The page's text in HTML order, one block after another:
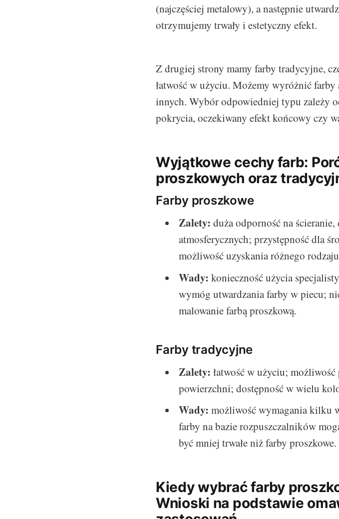
(najczęściej metalowy), a następnie
otrzymujemy trwały i estetyczny efekt.
Z drugiej strony mamy farby tradycyjne,
łatwość w użyciu. Możemy wyróżnić
innych. Wybór odpowiedniej typu zależy
pokrycia, oczekiwany efekt końcowy czy
Wyjątkowe cechy farb:
proszkowych oraz
Farby proszkowe
Zalety: duża odporność na
atmosferycznych; przystępność dla
możliwość uzyskania różnego
Wady: konieczność użycia
wymóg utwardzania farby w piecu;
malowanie farbą proszkową.
Farby tradycyjne
Zalety: łatwość w użyciu;
powierzchni; dostępność w wielu
Wady: możliwość wymagania kilku
farby na bazie rozpuszczalników
być mniej trwałe niż farby proszkowe.
Kiedy wybrać farby
Wnioski na podstawie